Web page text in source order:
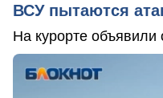
ВСУ пытаются
На курорте объявили